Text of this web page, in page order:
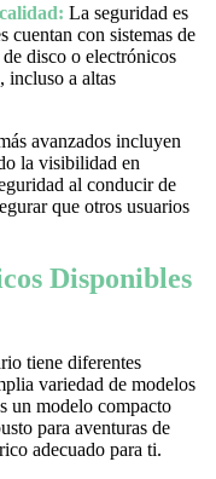
La seguridad es
cuentan con sistemas de
disco o electrónicos
incluso a altas
avanzados incluyen
la visibilidad en
al conducir de
que otros usuarios
Disponibles
tiene diferentes
variedad de modelos
un modelo compacto
para aventuras de
adecuado para ti.